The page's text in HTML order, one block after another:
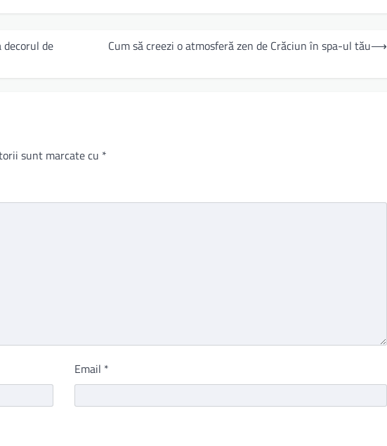
de
Cum să creezi o atmosferă zen de Crăciun în spa-ul tău⟶
sunt marcate cu *
Email *